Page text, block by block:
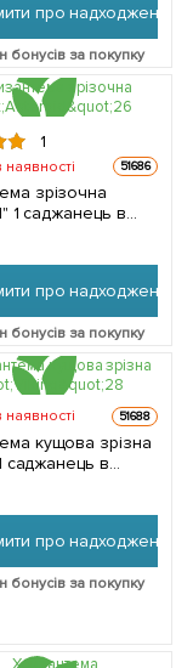
про надходження
бонусів за покупку
1
51686
зрізочна
в
про надходження
бонусів за покупку
51688
кущова зрізна
про надходження
бонусів за покупку